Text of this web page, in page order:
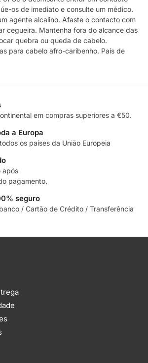
os de imediato e consulte um médico.
agente alcalino. Afaste o contacto com
cegueira. Mantenha fora do alcance das
quebra ou queda de cabelo.
para cabelo afro-caribenho. País de
em compras superiores a €50.
a Europa
os países da União Europeia
após
pagamento.
seguro
/ Cartão de Crédito / Transferência